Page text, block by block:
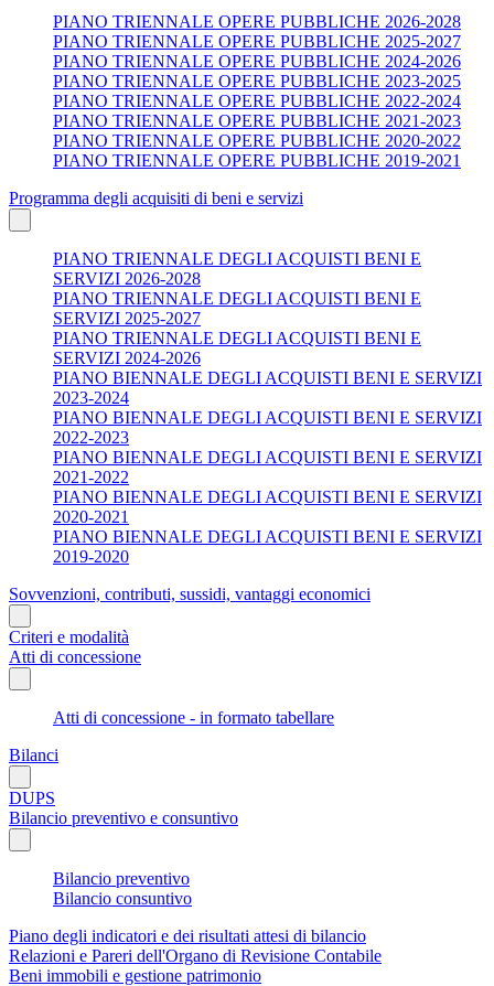
PIANO TRIENNALE OPERE PUBBLICHE 2026-2028
PIANO TRIENNALE OPERE PUBBLICHE 2025-2027
PIANO TRIENNALE OPERE PUBBLICHE 2024-2026
PIANO TRIENNALE OPERE PUBBLICHE 2023-2025
PIANO TRIENNALE OPERE PUBBLICHE 2022-2024
PIANO TRIENNALE OPERE PUBBLICHE 2021-2023
PIANO TRIENNALE OPERE PUBBLICHE 2020-2022
PIANO TRIENNALE OPERE PUBBLICHE 2019-2021
Programma degli acquisiti di beni e servizi
PIANO TRIENNALE DEGLI ACQUISTI BENI E
SERVIZI 2026-2028
PIANO TRIENNALE DEGLI ACQUISTI BENI E
SERVIZI 2025-2027
PIANO TRIENNALE DEGLI ACQUISTI BENI E
SERVIZI 2024-2026
PIANO BIENNALE DEGLI ACQUISTI BENI E SERVIZI
2023-2024
PIANO BIENNALE DEGLI ACQUISTI BENI E SERVIZI
2022-2023
PIANO BIENNALE DEGLI ACQUISTI BENI E SERVIZI
2021-2022
PIANO BIENNALE DEGLI ACQUISTI BENI E SERVIZI
2020-2021
PIANO BIENNALE DEGLI ACQUISTI BENI E SERVIZI
2019-2020
Sovvenzioni, contributi, sussidi, vantaggi economici
Criteri e modalità
Atti di concessione
Atti di concessione - in formato tabellare
Bilanci
DUPS
Bilancio preventivo e consuntivo
Bilancio preventivo
Bilancio consuntivo
Piano degli indicatori e dei risultati attesi di bilancio
Relazioni e Pareri dell'Organo di Revisione Contabile
Beni immobili e gestione patrimonio